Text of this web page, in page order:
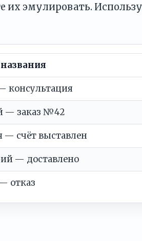
их эмулировать.
консультация
— заказ №42
— счёт выставлен
— доставлено
отказ